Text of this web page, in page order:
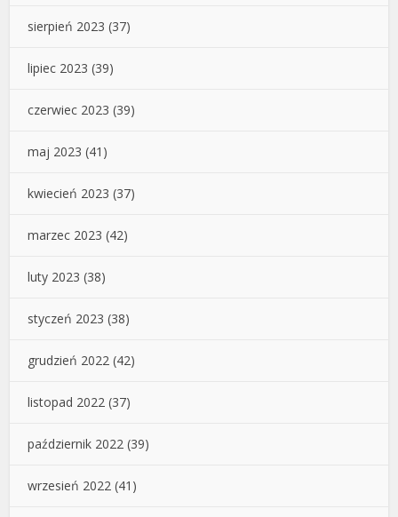
sierpień 2023 (37)
lipiec 2023 (39)
czerwiec 2023 (39)
maj 2023 (41)
kwiecień 2023 (37)
marzec 2023 (42)
luty 2023 (38)
styczeń 2023 (38)
grudzień 2022 (42)
listopad 2022 (37)
październik 2022 (39)
wrzesień 2022 (41)